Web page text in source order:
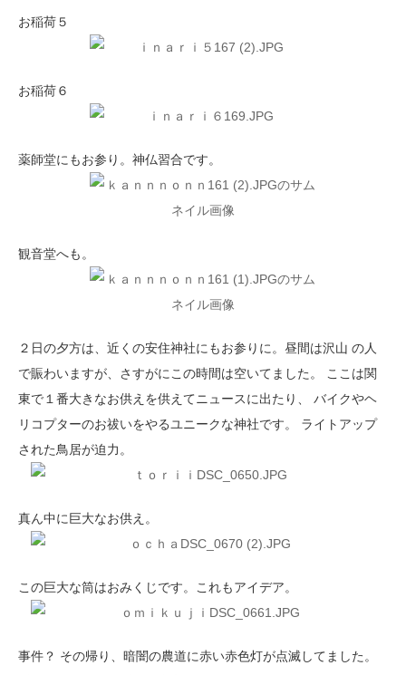
お稲荷５
お稲荷６
薬師堂にもお参り。神仏習合です。
観音堂へも。
２日の夕方は、近くの安住神社にもお参りに。昼間は沢山 の人
で賑わいますが、さすがにこの時間は空いてました。 ここは関
東で１番大きなお供えを供えてニュースに出たり、 バイクやヘ
リコプターのお祓いをやるユニークな神社です。 ライトアップ
された鳥居が迫力。
真ん中に巨大なお供え。
この巨大な筒はおみくじです。これもアイデア。
事件？ その帰り、暗闇の農道に赤い赤色灯が点滅してました。